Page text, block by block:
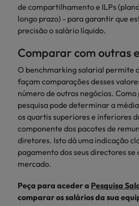
de compartilhamento e ILPs
longo prazo) - para garantir que
precisão o salário líquido.
Comparar com outras
O benchmarking salarial permite
façam comparações desses
número de outros negócios.
pesquisa pode determinar a
os quartis superiores e inferiores
componente dos pacotes de
diretores. Isto dá uma indicação
pagamento dos seus directores se
mercado.
Peça para aceder a Pesquisa
comparar os salários da sua